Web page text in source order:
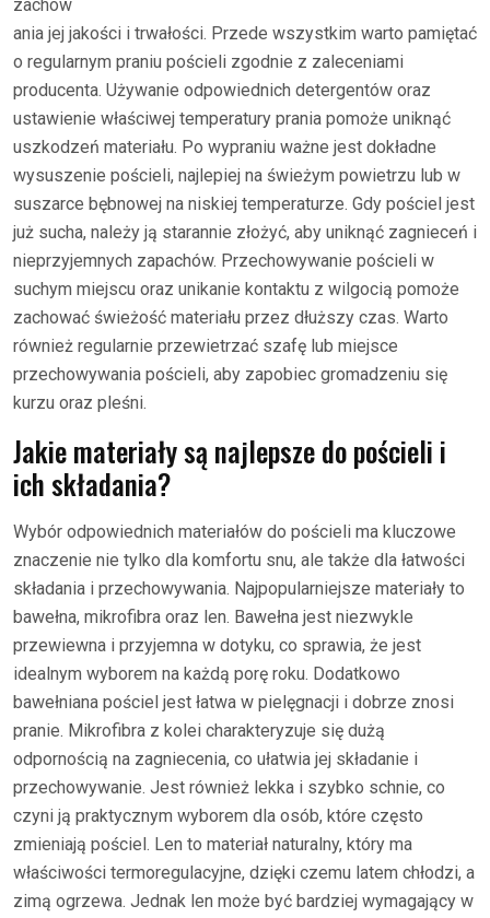
zachow
ania jej jakości i trwałości. Przede wszystkim warto pamiętać
o regularnym praniu pościeli zgodnie z zaleceniami
producenta. Używanie odpowiednich detergentów oraz
ustawienie właściwej temperatury prania pomoże uniknąć
uszkodzeń materiału. Po wypraniu ważne jest dokładne
wysuszenie pościeli, najlepiej na świeżym powietrzu lub w
suszarce bębnowej na niskiej temperaturze. Gdy pościel jest
już sucha, należy ją starannie złożyć, aby uniknąć zagnieceń i
nieprzyjemnych zapachów. Przechowywanie pościeli w
suchym miejscu oraz unikanie kontaktu z wilgocią pomoże
zachować świeżość materiału przez dłuższy czas. Warto
również regularnie przewietrzać szafę lub miejsce
przechowywania pościeli, aby zapobiec gromadzeniu się
kurzu oraz pleśni.
Jakie materiały są najlepsze do pościeli i
ich składania?
Wybór odpowiednich materiałów do pościeli ma kluczowe
znaczenie nie tylko dla komfortu snu, ale także dla łatwości
składania i przechowywania. Najpopularniejsze materiały to
bawełna, mikrofibra oraz len. Bawełna jest niezwykle
przewiewna i przyjemna w dotyku, co sprawia, że jest
idealnym wyborem na każdą porę roku. Dodatkowo
bawełniana pościel jest łatwa w pielęgnacji i dobrze znosi
pranie. Mikrofibra z kolei charakteryzuje się dużą
odpornością na zagniecenia, co ułatwia jej składanie i
przechowywanie. Jest również lekka i szybko schnie, co
czyni ją praktycznym wyborem dla osób, które często
zmieniają pościel. Len to materiał naturalny, który ma
właściwości termoregulacyjne, dzięki czemu latem chłodzi, a
zimą ogrzewa. Jednak len może być bardziej wymagający w